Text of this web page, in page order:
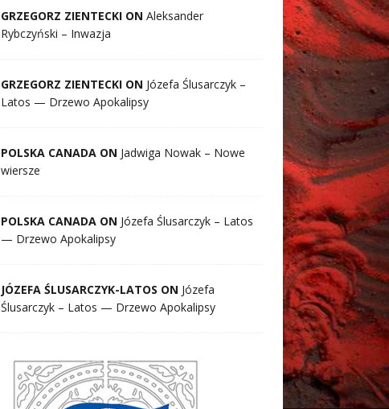
GRZEGORZ ZIENTECKI ON Aleksander
Rybczyński – Inwazja
GRZEGORZ ZIENTECKI ON Józefa Ślusarczyk –
Latos — Drzewo Apokalipsy
POLSKA CANADA ON Jadwiga Nowak – Nowe
wiersze
POLSKA CANADA ON Józefa Ślusarczyk – Latos
— Drzewo Apokalipsy
JÓZEFA ŚLUSARCZYK-LATOS ON Józefa
Ślusarczyk – Latos — Drzewo Apokalipsy